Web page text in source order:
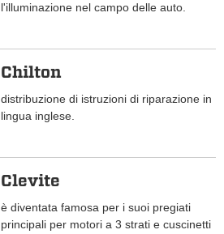
l'illuminazione nel campo delle auto.
Chilton
distribuzione di istruzioni di riparazione in
lingua inglese.
Clevite
è diventata famosa per i suoi pregiati
principali per motori a 3 strati e cuscinetti